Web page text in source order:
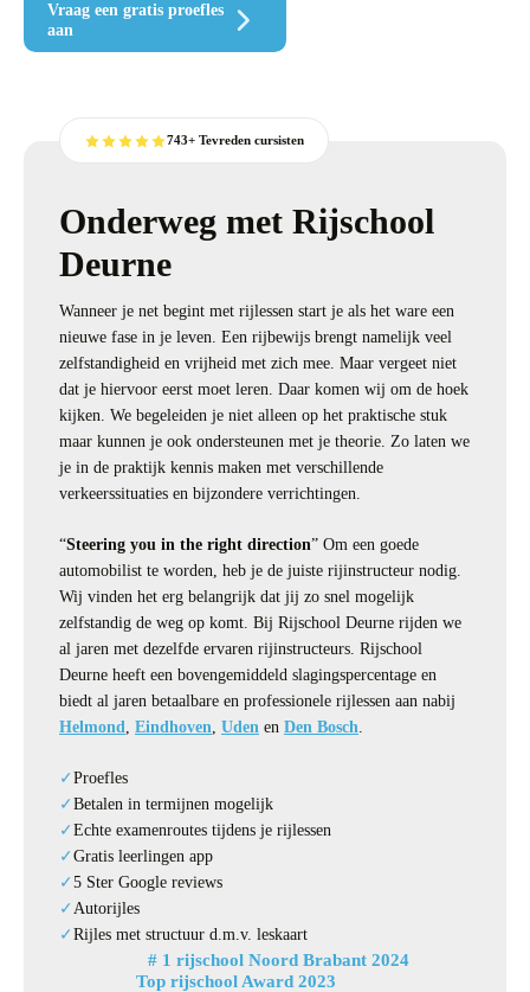
Vraag een gratis proefles
aan
743+ Tevreden cursisten
Onderweg met Rijschool
Deurne
Wanneer je net begint met rijlessen start je als het ware een
nieuwe fase in je leven. Een rijbewijs brengt namelijk veel
zelfstandigheid en vrijheid met zich mee. Maar vergeet niet
dat je hiervoor eerst moet leren. Daar komen wij om de hoek
kijken. We begeleiden je niet alleen op het praktische stuk
maar kunnen je ook ondersteunen met je theorie. Zo laten we
je in de praktijk kennis maken met verschillende
verkeerssituaties en bijzondere verrichtingen.
“Steering you in the right direction” Om een goede
automobilist te worden, heb je de juiste rijinstructeur nodig.
Wij vinden het erg belangrijk dat jij zo snel mogelijk
zelfstandig de weg op komt. Bij Rijschool Deurne rijden we
al jaren met dezelfde ervaren rijinstructeurs. Rijschool
Deurne heeft een bovengemiddeld slagingspercentage en
biedt al jaren betaalbare en professionele rijlessen aan nabij
Helmond
Eindhoven Uden en Den Bosch
Proefles
Betalen in termijnen mogelijk
Echte examenroutes tijdens je rijlessen
Gratis leerlingen app
5 Ster Google reviews
Autorijles
Rijles met structuur d.m.v. leskaart
# 1 rijschool Noord Brabant 2024
Top rijschool Award 2023